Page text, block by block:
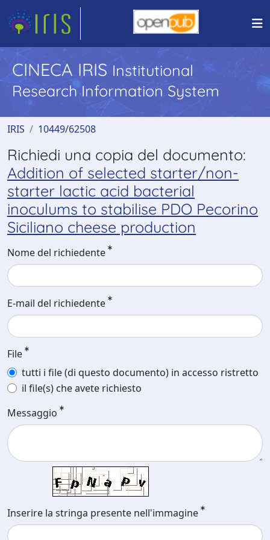
CINECA IRIS Institutional
Research Information System
IRIS 10449/62508
Richiedi una copia del documento:
Addition of selected starter/non-
starter lactic acid bacterial
inoculums to stabilise PDO Pecorino
Siciliano cheese production
Nome del richiedente
E-mail del richiedente
File
tutti i file (di questo documento) in accesso ristretto
il file(s) che avete richiesto
Messaggio
Inserire la stringa presente nell'immagine